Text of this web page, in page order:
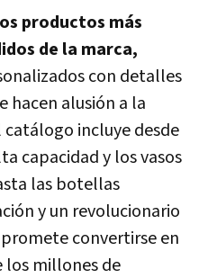
productos más
de la marca,
con detalles
hacen alusión a la
catálogo incluye desde
capacidad y los vasos
las botellas
y un revolucionario
convertirse en
los millones de